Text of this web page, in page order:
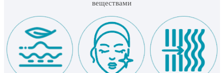
веществами